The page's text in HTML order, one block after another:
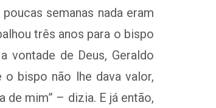
semanas nada eram
três anos para o bispo
vontade de Deus, Geraldo
bispo não lhe dava valor,
mim” – dizia. E já então,